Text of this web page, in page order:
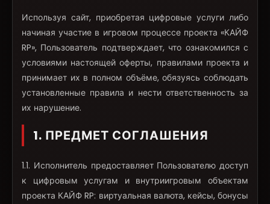
Используя сайт, приобретая цифровые услуги либо
начиная участие в игровом процессе проекта «КАЙФ
RP», Пользователь подтверждает, что ознакомился с
условиями настоящей оферты, правилами проекта и
принимает их в полном объёме, обязуясь соблюдать
установленные правила и нести ответственность за
их нарушение.
1. ПРЕДМЕТ СОГЛАШЕНИЯ
1.1. Исполнитель предоставляет Пользователю доступ
к цифровым услугам и внутриигровым объектам
проекта КАЙФ RP: виртуальная валюта, кейсы, бонусы